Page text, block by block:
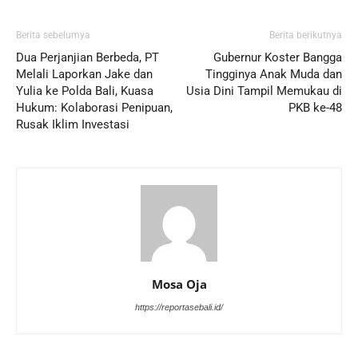
Berita sebelumya
Dua Perjanjian Berbeda, PT
Melali Laporkan Jake dan
Yulia ke Polda Bali, Kuasa
Hukum: Kolaborasi Penipuan,
Rusak Iklim Investasi
Berita berikutnya
Gubernur Koster Bangga
Tingginya Anak Muda dan
Usia Dini Tampil Memukau di
PKB ke-48
Mosa Oja
https://reportasebali.id/